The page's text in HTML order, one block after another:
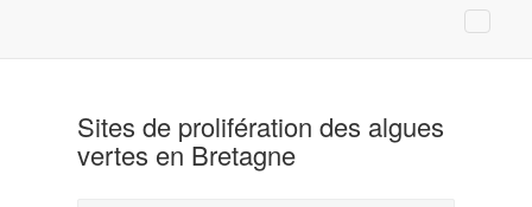
Sites de prolifération des algues
vertes en Bretagne